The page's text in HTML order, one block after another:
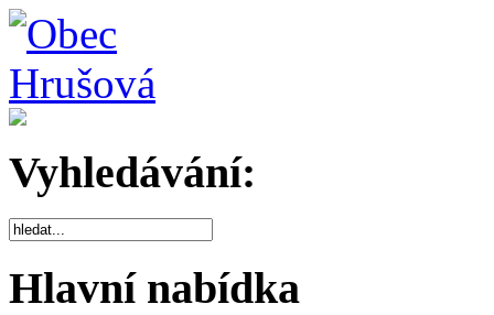
Vyhledávání:
Hlavní nabídka